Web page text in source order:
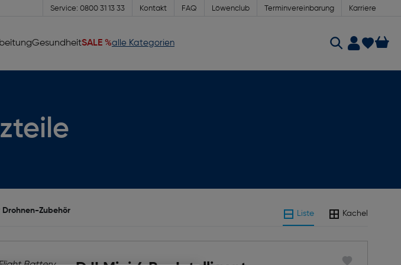
Service: 0800 31 13 33 Kontakt FAQ Löwenclub Terminvereinbarung Karriere
GesundheitSALE %alle Kategorien
Drohnen-Zubehör Liste Kachel